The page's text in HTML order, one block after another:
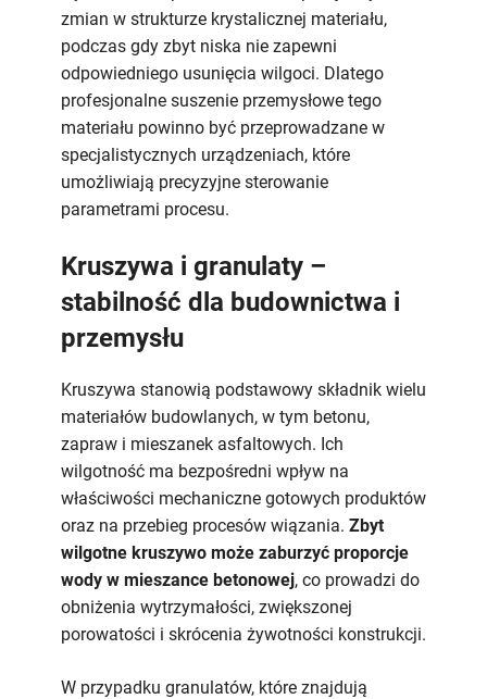
zmian w strukturze krystalicznej materiału,
podczas gdy zbyt niska nie zapewni
odpowiedniego usunięcia wilgoci. Dlatego
profesjonalne suszenie przemysłowe tego
materiału powinno być przeprowadzane w
specjalistycznych urządzeniach, które
umożliwiają precyzyjne sterowanie
parametrami procesu.
Kruszywa i granulaty –
stabilność dla budownictwa i
przemysłu
Kruszywa stanowią podstawowy składnik wielu
materiałów budowlanych, w tym betonu,
zapraw i mieszanek asfaltowych. Ich
wilgotność ma bezpośredni wpływ na
właściwości mechaniczne gotowych produktów
oraz na przebieg procesów wiązania. Zbyt
wilgotne kruszywo może zaburzyć proporcje
wody w mieszance betonowej, co prowadzi do
obniżenia wytrzymałości, zwiększonej
porowatości i skrócenia żywotności konstrukcji.
W przypadku granulatów, które znajdują